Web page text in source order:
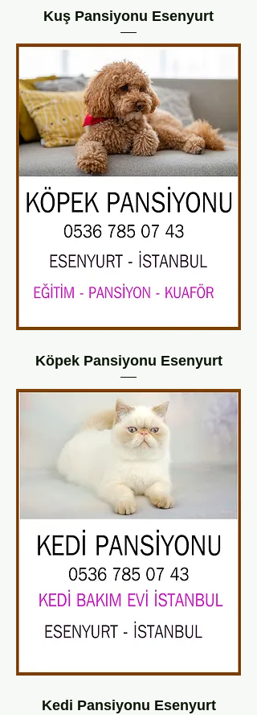
Kuş Pansiyonu Esenyurt
Köpek Pansiyonu Esenyurt
Kedi Pansiyonu Esenyurt